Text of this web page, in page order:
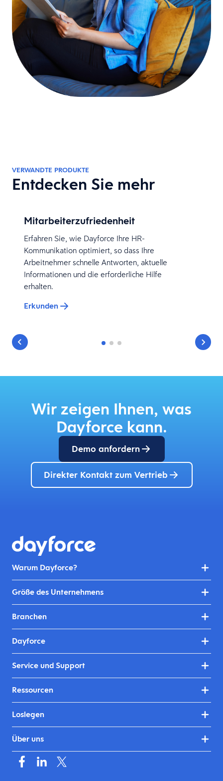
VERWANDTE PRODUKTE
Entdecken Sie mehr
Mitarbeiterzufriedenheit
Erfahren Sie, wie Dayforce Ihre HR-
Kommunikation optimiert, so dass Ihre
Arbeitnehmer schnelle Antworten, aktuelle
Informationen und die erforderliche Hilfe
erhalten.
Erkunden
Wir zeigen Ihnen, was
Dayforce kann.
Demo anfordern
Direkter Kontakt zum Vertrieb
Warum Dayforce?
Größe des Unternehmens
Branchen
Dayforce
Service und Support
Ressourcen
Loslegen
Über uns